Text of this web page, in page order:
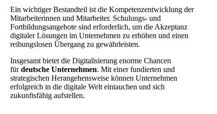
Ein wichtiger Bestandteil ist die Kompetenzentwicklung der
Mitarbeiterinnen und Mitarbeiter. Schulungs- und
Fortbildungsangebote sind erforderlich, um die Akzeptanz
digitaler Lösungen im Unternehmen zu erhöhen und einen
reibungslosen Übergang zu gewährleisten.
Insgesamt bietet die Digitalisierung enorme Chancen
fürdeutsche Unternehmen. Mit einer fundierten und
strategischen Herangehensweise können Unternehmen
erfolgreich in die digitale Welt eintauchen und sich
zukunftsfähig aufstellen.